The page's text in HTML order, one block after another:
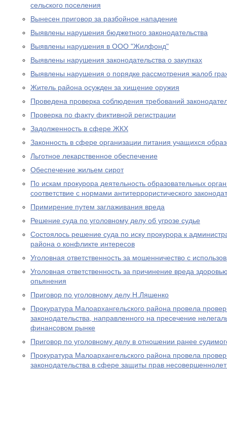
сельского поселения
Вынесен приговор за разбойное нападение
Выявлены нарушения бюджетного законодательства
Выявлены нарушения в ООО "Жилфонд"
Выявлены нарушения законодательства о закупках
Выявлены нарушения о порядке рассмотрения жалоб
Житель района осужден за хищение оружия
Проведена проверка соблюдения требований
Проверка по факту фиктивной регистрации
Задолженность в сфере ЖКХ
Законность в сфере организации питания учащихся
Льготное лекарственное обеспечение
Обеспечение жильем сирот
По искам прокурора деятельность образовательных
соответствие с нормами антитеррористического
Примирение путем заглаживания вреда
Решение суда по уголовному делу об угрозе судье
Состоялось решение суда по иску прокурора к
района о конфликте интересов
Уголовная ответственность за мошенничество с
Уголовная ответственность за причинение вреда
опьянения
Приговор по уголовному делу Н.Ляшенко
Прокуратура Малоархангельского района провела
законодательства, направленного на пресечение
финансовом рынке
Приговор по уголовному делу в отношении ранее
Прокуратура Малоархангельского района провела
законодательства в сфере защиты прав